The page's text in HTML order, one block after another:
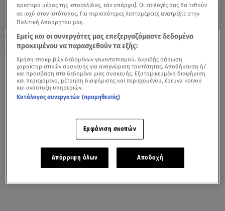
09.07.25, 22:39
Χωρίζει διάσημο ζευγάρι: Τα χρυσά έξοδα
και η διατροφή που της ζητά
αριστερό μέρος της ιστοσελίδας, εάν υπάρχει]. Οι επιλογές σας θα τεθούν
σε ισχύ στον Ιστότοπος. Για περισσότερες λεπτομέρειες ανατρέξτε στην
Πολιτική Απορρήτου μας.
Εμείς και οι συνεργάτες μας επεξεργαζόμαστε δεδομένα
προκειμένου να παρασχεθούν τα εξής:
Χρήση επακριβών δεδομένων γεωεντοπισμού. Ακριβής σάρωση
χαρακτηριστικών συσκευής για αναγνώριση ταυτότητας. Αποθήκευση ή/
και πρόσβαση στα δεδομένα μιας συσκευής. Εξατομικευμένη διαφήμιση
και περιεχόμενο, μέτρηση διαφήμισης και περιεχομένου, έρευνα κοινού
και ανάπτυξη υπηρεσιών.
Κατάλογος συνεργατών (προμηθευτές)
Εμφάνιση σκοπών
Απόρριψη όλων Αποδοχή